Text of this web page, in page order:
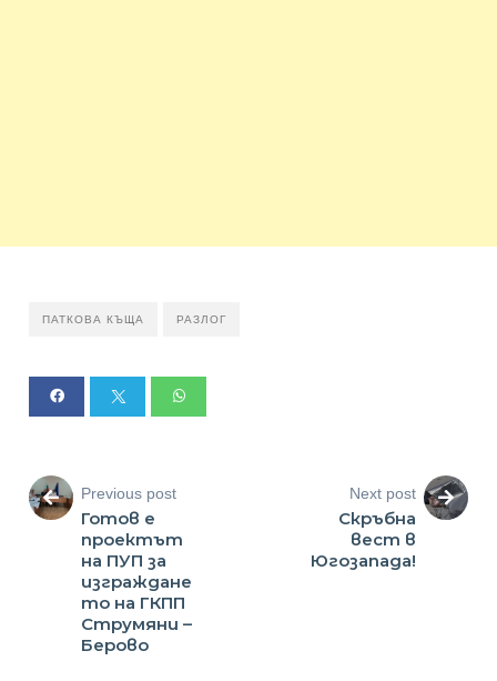
ПАТКОВА КЪЩА РАЗЛОГ
Previous post
Готов е
проектът
на ПУП за
изграждане
то на ГКПП
Струмяни –
Берово
Next post
Скръбна
вест в
Югозапада!